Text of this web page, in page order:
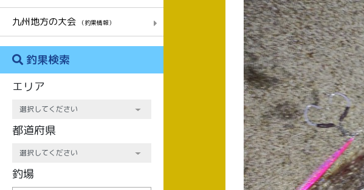
九州地方の大会 （釣果情報）
釣果検索
エリア
都道府県
釣場